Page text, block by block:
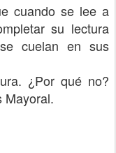
cuando se lee a
su lectura
cuelan en sus
¿Por qué no?
Mayoral.